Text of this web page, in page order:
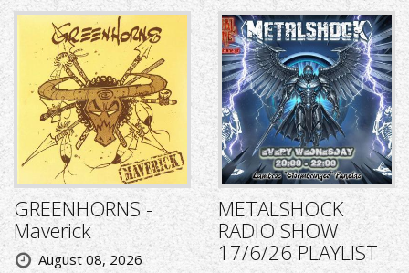
GREENHORNS -
Maverick
August 08, 2026
METALSHOCK
RADIO SHOW
17/6/26 PLAYLIST